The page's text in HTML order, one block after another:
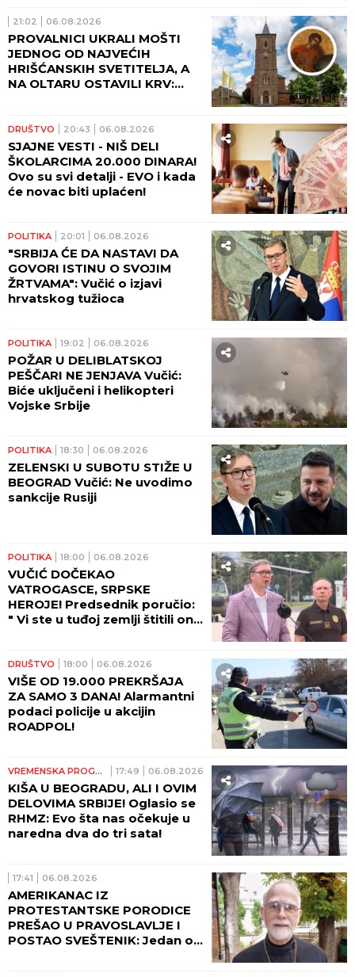
21:02 06.08.2026
PROVALNICI UKRALI MOŠTI
JEDNOG OD NAJVEĆIH
HRIŠĆANSKIH SVETITELJA, A
NA OLTARU OSTAVILI KRV:
DRUŠTVO 20:43 06.08.2026
SJAJNE VESTI - NIŠ DELI
ŠKOLARCIMA 20.000 DINARA!
Ovo su svi detalji - EVO i kada
će novac biti uplaćen!
POLITIKA 20:01 06.08.2026
"SRBIJA ĆE DA NASTAVI DA
GOVORI ISTINU O SVOJIM
ŽRTVAMA": Vučić o izjavi
hrvatskog tužioca
POLITIKA 19:02 06.08.2026
POŽAR U DELIBLATSKOJ
PEŠČARI NE JENJAVA Vučić:
Biće uključeni i helikopteri
Vojske Srbije
POLITIKA 18:30 06.08.2026
ZELENSKI U SUBOTU STIŽE U
BEOGRAD Vučić: Ne uvodimo
sankcije Rusiji
POLITIKA 18:00 06.08.2026
VUČIĆ DOČEKAO
VATROGASCE, SRPSKE
HEROJE! Predsednik poručio:
" Vi ste u tuđoj zemlji štitili ono
DRUŠTVO 18:00 06.08.2026
VIŠE OD 19.000 PREKRŠAJA
ZA SAMO 3 DANA! Alarmantni
podaci policije u akcijin
ROADPOL!
VREMENSKA PROGNOZA 17:49 06.08.2026
KIŠA U BEOGRADU, ALI I OVIM
DELOVIMA SRBIJE! Oglasio se
RHMZ: Evo šta nas očekuje u
naredna dva do tri sata!
17:41 06.08.2026
AMERIKANAC IZ
PROTESTANTSKE PORODICE
PREŠAO U PRAVOSLAVLJE I
POSTAO SVEŠTENIK: Jedan od